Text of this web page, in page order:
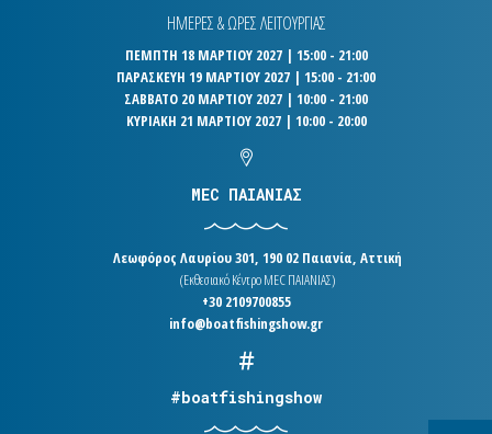
ΗΜΕΡΕΣ & ΩΡΕΣ ΛΕΙΤΟΥΡΓΙΑΣ
ΠΕΜΠΤΗ 18 ΜΑΡΤΙΟΥ 2027 | 15:00 - 21:00
ΠΑΡΑΣΚΕΥΗ 19 ΜΑΡΤΙΟΥ 2027 | 15:00 - 21:00
ΣΑΒΒΑΤΟ 20 ΜΑΡΤΙΟΥ 2027 | 10:00 - 21:00
ΚΥΡΙΑΚΗ 21 ΜΑΡΤΙΟΥ 2027 | 10:00 - 20:00
MEC ΠΑΙΑΝΙΑΣ
Λεωφόρος Λαυρίου 301, 190 02 Παιανία, Αττική
(Εκθεσιακό Κέντρο MEC ΠΑΙΑΝΙΑΣ)
+30 2109700855
info@boatfishingshow.gr
#boatfishingshow